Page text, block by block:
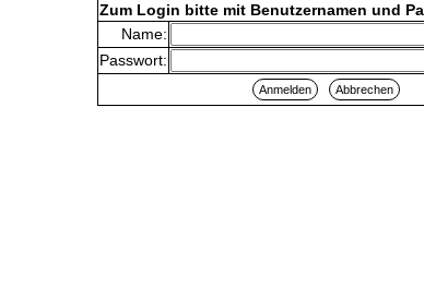
Zum Login bitte mit Benutzernamen und
Name:
Passwort: